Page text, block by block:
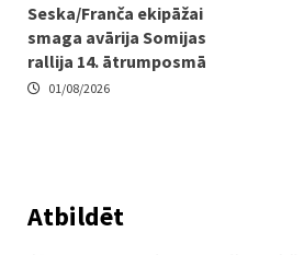
Seska/Franča ekipāžai
smaga avārija Somijas
rallija 14. ātrumposmā
01/08/2026
Atbildēt